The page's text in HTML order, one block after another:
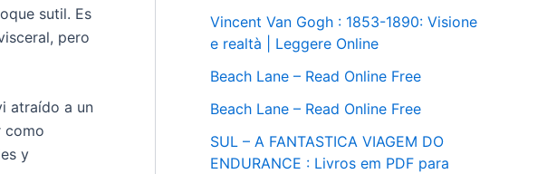
sutil. Es
pero
atraído a un
como
y
Vincent Van Gogh : 1853-1890: Visione
e realtà | Leggere Online
Beach Lane – Read Online Free
Beach Lane – Read Online Free
SUL – A FANTASTICA VIAGEM DO
ENDURANCE : Livros em PDF para